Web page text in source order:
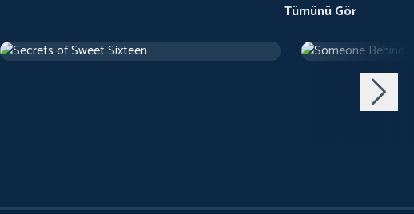
Tümünü Gör
1973Arthouse1 sa 10 d 1971Arthouse1 sa 29 d